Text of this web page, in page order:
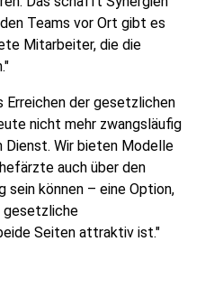
Teams vor Ort gibt es
Mitarbeiter, die die
Erreichen der gesetzlichen
nicht mehr zwangsläufig
Dienst. Wir bieten Modelle
auch über den
können – eine Option,
gesetzliche
Seiten attraktiv ist."